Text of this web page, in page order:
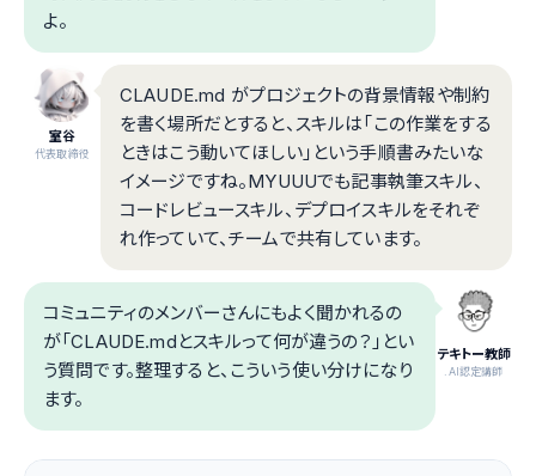
よ。
室谷
代表取締役
CLAUDE.md がプロジェクトの背景情報や制約
を書く場所だとすると、スキルは「この作業をする
ときはこう動いてほしい」という手順書みたいな
イメージですね。MYUUUでも記事執筆スキル、
コードレビュースキル、デプロイスキルをそれぞ
れ作っていて、チームで共有しています。
テキトー教師
.AI認定講師
コミュニティのメンバーさんにもよく聞かれるの
が「CLAUDE.mdとスキルって何が違うの？」とい
う質問です。整理すると、こういう使い分けになり
ます。